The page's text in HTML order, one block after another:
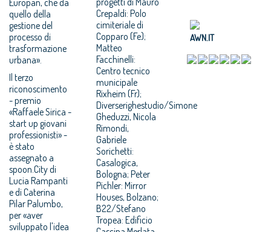
quello della
gestione del
processo di
trasformazione
urbana».
Il terzo
riconoscimento
- premio
«Raffaele Sirica -
start up giovani
professionisti» -
è stato
assegnato a
spoon.City di
Lucia Rampanti
e di Caterina
Pilar Palumbo,
per «aver
sviluppato l'idea
Crepaldi: Polo
cimiteriale di
Copparo (Fe);
Matteo
Facchinelli:
Centro tecnico
municipale
Rixheim (Fr);
Diverserighestudio/Simone
Gheduzzi, Nicola
Rimondi,
Gabriele
Sorichetti:
Casalogica,
Bologna; Peter
Pichler: Mirror
Houses, Bolzano;
B22/Stefano
Tropea: Edificio
AWN.IT